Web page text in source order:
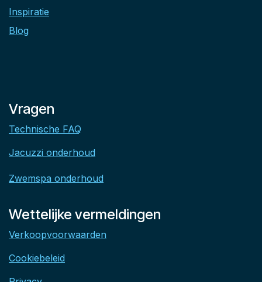
Inspiratie
Blog
Vragen
Technische FAQ
Jacuzzi onderhoud
Zwemspa onderhoud
Wettelijke vermeldingen
Verkoopvoorwaarden
Cookiebeleid